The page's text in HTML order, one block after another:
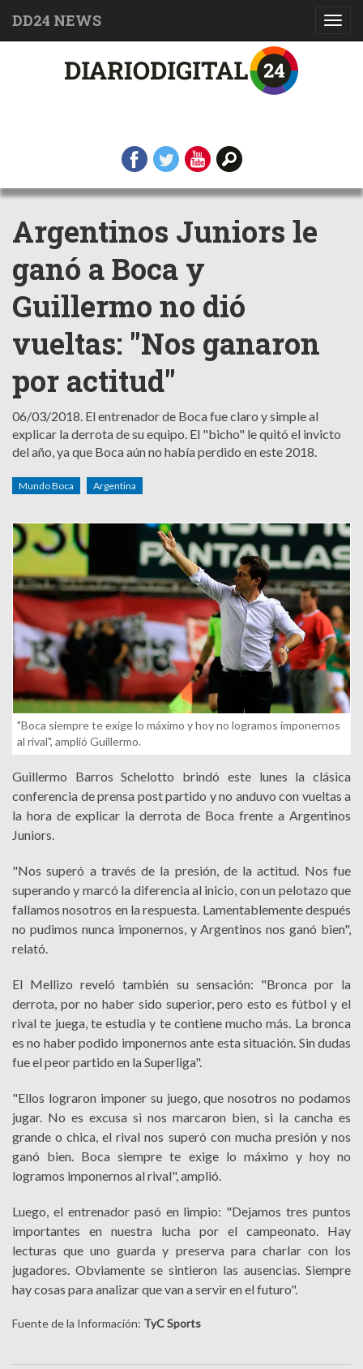
DD24 NEWS
Argentinos Juniors le
ganó a Boca y
Guillermo no dió
vueltas: "Nos ganaron
por actitud"
06/03/2018. El entrenador de Boca fue claro y simple al
explicar la derrota de su equipo. El "bicho" le quitó el invicto
del año, ya que Boca aún no había perdido en este 2018.
Mundo Boca Argentina
"Boca siempre te exige lo máximo y hoy no logramos imponernos
al rival", amplió Guillermo.
Guillermo Barros Schelotto brindó este lunes la clásica
conferencia de prensa post partido y no anduvo con vueltas a
la hora de explicar la derrota de Boca frente a Argentinos
Juniors.
"Nos superó a través de la presión, de la actitud. Nos fue
superando y marcó la diferencia al inicio, con un pelotazo que
fallamos nosotros en la respuesta. Lamentablemente después
no pudimos nunca imponernos, y Argentinos nos ganó bien",
relató.
El Mellizo reveló también su sensación: "Bronca por la
derrota, por no haber sido superior, pero esto es fútbol y el
rival te juega, te estudia y te contiene mucho más. La bronca
es no haber podido imponernos ante esta situación. Sin dudas
fue el peor partido en la Superliga".
"Ellos lograron imponer su juego, que nosotros no podamos
jugar. No es excusa si nos marcaron bien, si la cancha es
grande o chica, el rival nos superó con mucha presión y nos
ganó bien. Boca siempre te exige lo máximo y hoy no
logramos imponernos al rival", amplió.
Luego, el entrenador pasó en limpio: "Dejamos tres puntos
importantes en nuestra lucha por el campeonato. Hay
lecturas que uno guarda y preserva para charlar con los
jugadores. Obviamente se sintieron las ausencias. Siempre
hay cosas para analizar que van a servir en el futuro".
Fuente de la Información: TyC Sports